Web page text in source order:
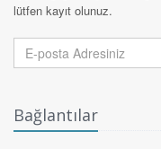
lütfen kayıt olunuz.
Bağlantılar